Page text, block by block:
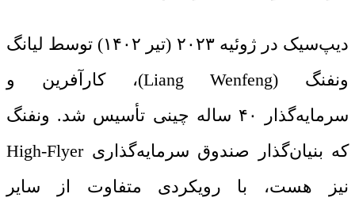
دیپ‌سیک در ژوئیه ۲۰۲۳ (تیر ۱۴۰۲) توسط لیانگ
ونفنگ (Liang Wenfeng)، کارآفرین و
سرمایه‌گذار ۴۰ ساله چینی تأسیس شد. ونفنگ
که بنیان‌گذار صندوق سرمایه‌گذاری High-Flyer
نیز هست، با رویکردی متفاوت از سایر